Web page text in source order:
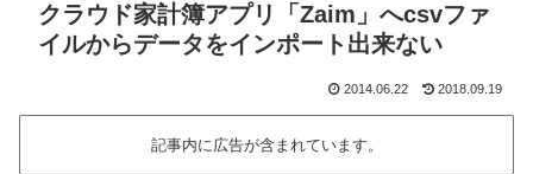
クラウド家計簿アプリ「Zaim」へcsvファ
イルからデータをインポート出来ない
2014.06.22 2018.09.19
記事内に広告が含まれています。